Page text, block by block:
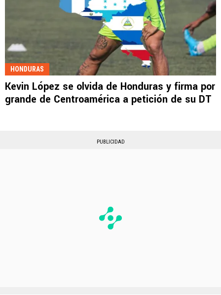
HONDURAS
Kevin López se olvida de Honduras y firma por
grande de Centroamérica a petición de su DT
PUBLICIDAD